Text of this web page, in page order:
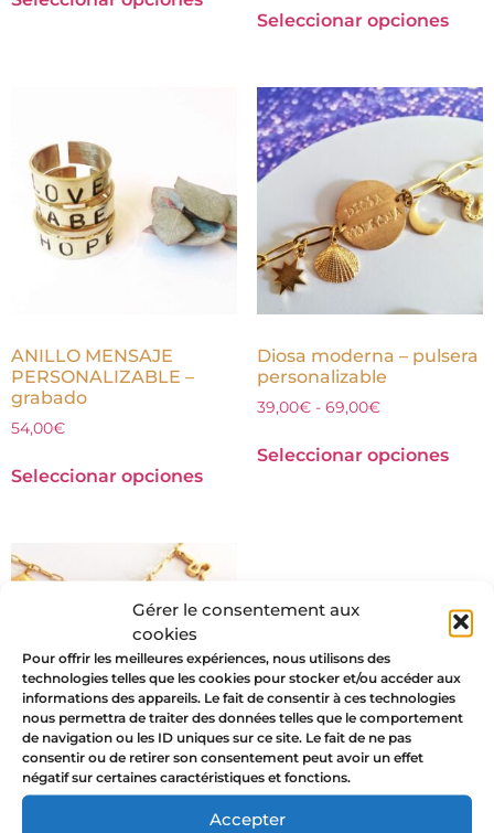
Gérer le consentement aux
cookies
Pour offrir les meilleures expériences, nous utilisons des
technologies telles que les cookies pour stocker et/ou accéder aux
informations des appareils. Le fait de consentir à ces technologies
nous permettra de traiter des données telles que le comportement
de navigation ou les ID uniques sur ce site. Le fait de ne pas
consentir ou de retirer son consentement peut avoir un effet
négatif sur certaines caractéristiques et fonctions.
Accepter
Seleccionar opciones
ANILLO MENSAJE
PERSONALIZABLE –
grabado
54,00€
Seleccionar opciones
Diosa moderna – pulsera
personalizable
39,00€ - 69,00€
Seleccionar opciones
Amo mi sombra y mi luz